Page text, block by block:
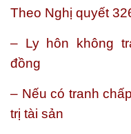
Theo Nghị quyết
– Ly hôn không
đồng
– Nếu có tranh
trị tài sản